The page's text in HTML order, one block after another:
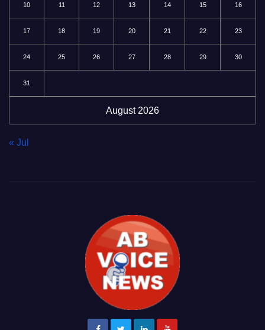
August 2026
10 11 12 13 14 15 16
17 18 19 20 21 22 23
24 25 26 27 28 29 30
31
« Jul